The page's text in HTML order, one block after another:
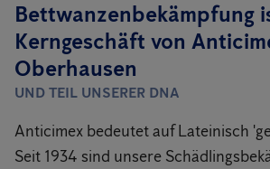
Bettwanzenbekämpfung
Kerngeschäft von
Oberhausen
UND TEIL UNSERER DNA
Anticimex bedeutet auf Lateinisch
Seit 1934 sind unsere